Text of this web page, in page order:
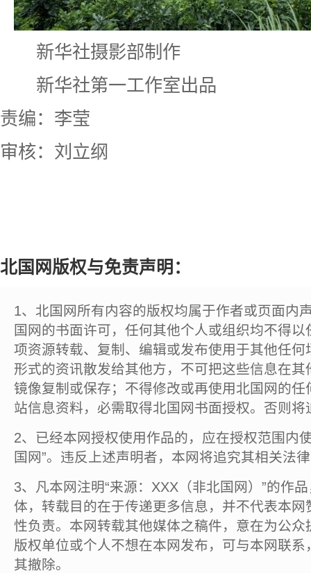
新华社摄影部制作
新华社第一工作室出品
责编：李莹
审核：刘立纲
北国网版权与免责声明：
1、北国网所有内容的版权均属于作者或页面内
国网的书面许可，任何其他个人或组织均不得
项资源转载、复制、编辑或发布使用于其他任
形式的资讯散发给其他方，不可把这些信息在
镜像复制或保存；不得修改或再使用北国网的
站信息资料，必需取得北国网书面授权。否则将
2、已经本网授权使用作品的，应在授权范围内
国网”。违反上述声明者，本网将追究其相关法
3、凡本网注明“来源：XXX（非北国网）”的作
体，转载目的在于传递更多信息，并不代表本
性负责。本网转载其他媒体之稿件，意在为公
版权单位或个人不想在本网发布，可与本网联
其撤除。